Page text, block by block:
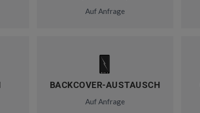
Auf Anfrage
BACKCOVER-AUSTAUSCH
Auf Anfrage